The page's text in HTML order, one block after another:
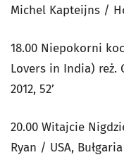
Michel Kapteijns /
18.00 Niepokorni
Lovers in India) reż.
2012, 52’
20.00 Witajcie
Ryan / USA,